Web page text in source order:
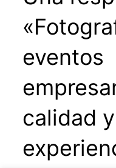
eventos
calidad y